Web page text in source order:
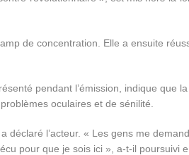
de concentration. Elle a ensuite
pendant l’émission, indique que
oculaires et de sénilité.
déclaré l’acteur. « Les gens me
pour que je sois ici », a-t-il poursuivi